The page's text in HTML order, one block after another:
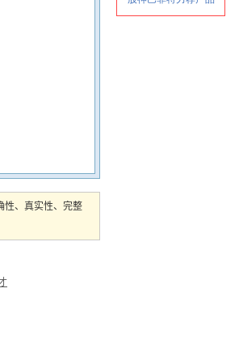
性、真实性、完整